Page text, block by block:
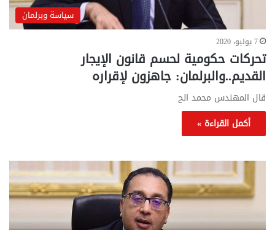
سياسة وبرلمان
7 يوليو، 2020
تحركات حكومية لحسم قانون الإيجار
القديم..والبرلمان: جاهزون لإقراره
قال المهندس محمد الح
أكمل القراءة »
تحركات
حكومية
لحسم
قانون
..